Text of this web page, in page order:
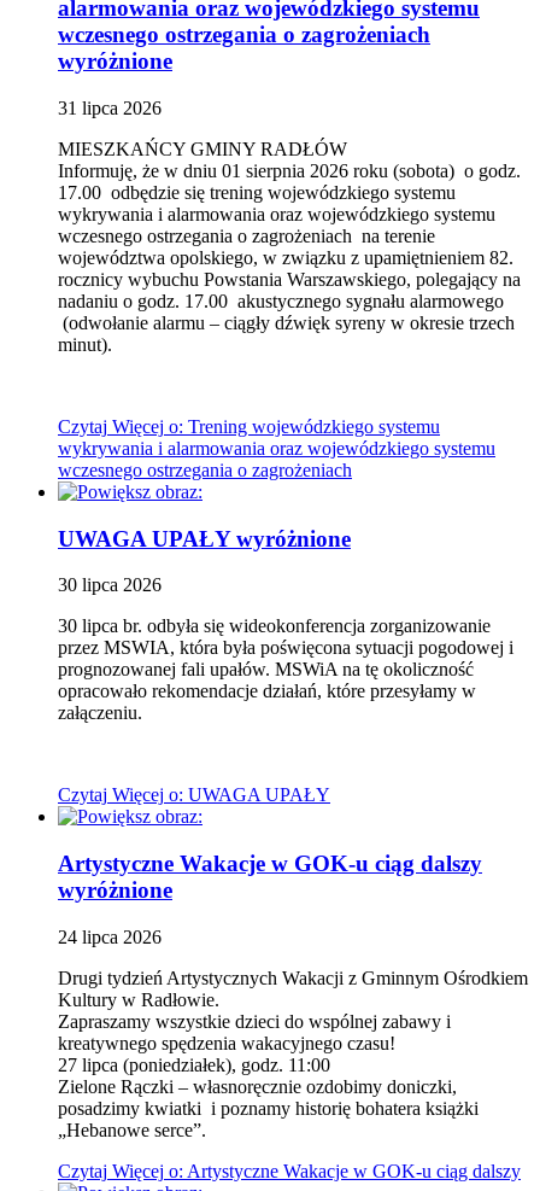
alarmowania oraz wojewódzkiego systemu
wczesnego ostrzegania o zagrożeniach
wyróżnione
31 lipca 2026
MIESZKAŃCY GMINY RADŁÓW
Informuję, że w dniu 01 sierpnia 2026 roku (sobota) o godz.
17.00 odbędzie się trening wojewódzkiego systemu
wykrywania i alarmowania oraz wojewódzkiego systemu
wczesnego ostrzegania o zagrożeniach na terenie
województwa opolskiego, w związku z upamiętnieniem 82.
rocznicy wybuchu Powstania Warszawskiego, polegający na
nadaniu o godz. 17.00 akustycznego sygnału alarmowego
(odwołanie alarmu – ciągły dźwięk syreny w okresie trzech
minut).
Czytaj Więcej o: Trening wojewódzkiego systemu
wykrywania i alarmowania oraz wojewódzkiego systemu
wczesnego ostrzegania o zagrożeniach
UWAGA UPAŁY wyróżnione
30 lipca 2026
30 lipca br. odbyła się wideokonferencja zorganizowanie
przez MSWIA, która była poświęcona sytuacji pogodowej i
prognozowanej fali upałów. MSWiA na tę okoliczność
opracowało rekomendacje działań, które przesyłamy w
załączeniu.
Czytaj Więcej o: UWAGA UPAŁY
Artystyczne Wakacje w GOK-u ciąg dalszy
wyróżnione
24 lipca 2026
Drugi tydzień Artystycznych Wakacji z Gminnym Ośrodkiem
Kultury w Radłowie.
Zapraszamy wszystkie dzieci do wspólnej zabawy i
kreatywnego spędzenia wakacyjnego czasu!
27 lipca (poniedziałek), godz. 11:00
Zielone Rączki – własnoręcznie ozdobimy doniczki,
posadzimy kwiatki i poznamy historię bohatera książki
„Hebanowe serce”.
Czytaj Więcej o: Artystyczne Wakacje w GOK-u ciąg dalszy